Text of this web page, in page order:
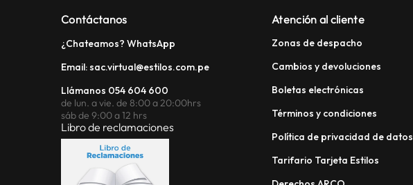
Contáctanos
¿Chateamos? WhatsApp
Email: sac.virtual@estilos.com.pe
Llámanos 054 604 600
de lun. a vie. de 8:00 a 20:00hrs
sáb de 9:00 a 12 hrs
Libro de reclamaciones
Atención al cliente
Zonas de despacho
Cambios y devoluciones
Boletas electrónicas
Términos y condiciones
Política de privacidad de datos
Tarifario Tarjeta Estilos